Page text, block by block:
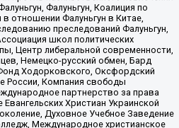
Фалуньгун, Коалиция по
отношении Фалуньгун в Китае,
преследований Фалуньгун,
школ политических
Центр либеральной современности,
Немецко-русский обмен, Бард
Ходорковского, Оксфордский
России, Компания свободы
партнерство за права
Христиан Украинской
Духовное Учебное Заведение
Международное христианское